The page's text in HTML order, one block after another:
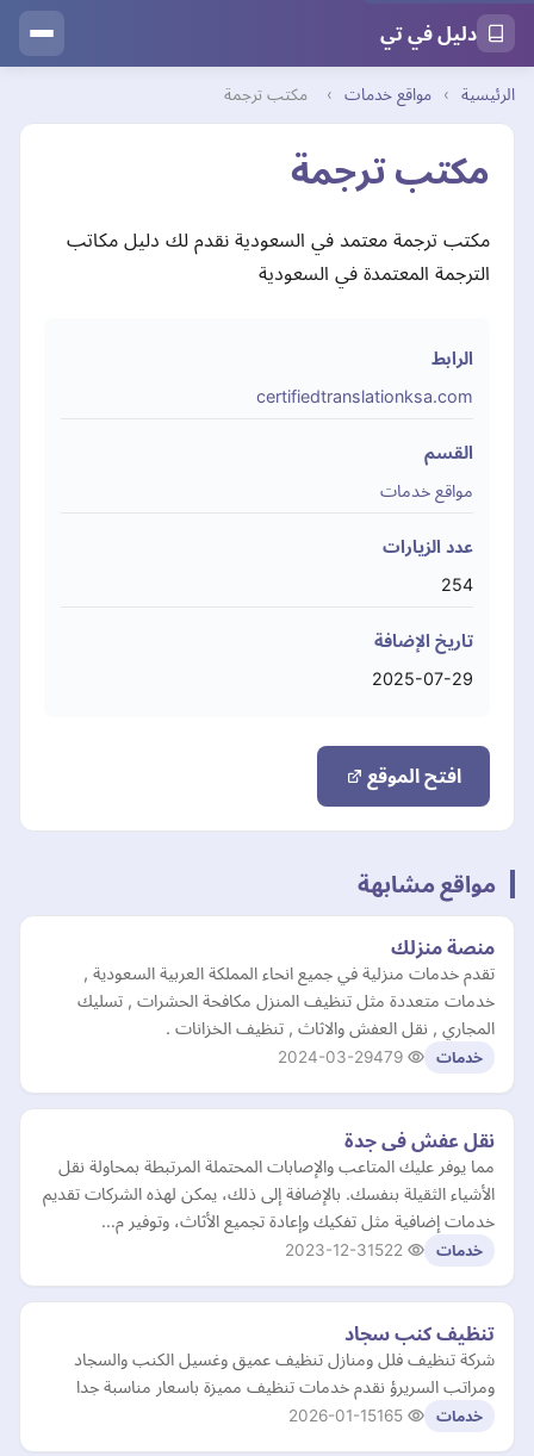
دليل في تي
الرئيسية › مواقع خدمات › مكتب ترجمة
مكتب ترجمة
مكتب ترجمة معتمد في السعودية نقدم لك دليل مكاتب
الترجمة المعتمدة في السعودية
الرابط
certifiedtranslationksa.com
القسم
مواقع خدمات
عدد الزيارات
254
تاريخ الإضافة
2025-07-29
افتح الموقع
مواقع مشابهة
منصة منزلك
تقدم خدمات منزلية في جميع انحاء المملكة العربية السعودية ,
خدمات متعددة مثل تنظيف المنزل مكافحة الحشرات , تسليك
المجاري , نقل العفش والاثاث , تنظيف الخزانات .
خدمات 2024-03-29
نقل عفش فى جدة
مما يوفر عليك المتاعب والإصابات المحتملة المرتبطة بمحاولة نقل
الأشياء الثقيلة بنفسك. بالإضافة إلى ذلك، يمكن لهذه الشركات تقديم
خدمات إضافية مثل تفكيك وإعادة تجميع الأثاث، وتوفير م…
خدمات 2023-12-31
تنظيف كنب سجاد
شركة تنظيف فلل ومنازل تنظيف عميق وغسيل الكنب والسجاد
ومراتب السريرؤ نقدم خدمات تنظيف مميزة باسعار مناسبة جدا
خدمات 2026-01-15